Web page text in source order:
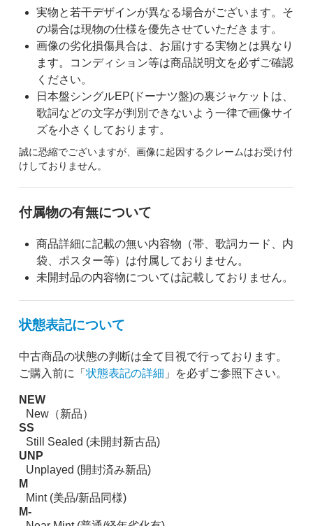
実物と若干デザインが異なる場合がございます。そ
の場合は現物の仕様を優先させていただきます。
画像の劣化損傷具合は、お届けする実物とは異なり
ます。コンディション等は商品説明文を必ずご確認
ください。
日本盤シングルEP(ドーナツ盤)の裏ジャケットは、
歌詞などの文字が判別できないよう一律で画像サイ
ズを小さくしております。
誠に恐縮でございますが、画像に起因するクレームはお受け付
けしておりません。
付属物の有無について
商品詳細に記載の無い内容物（帯、歌詞カード、内
袋、ポスター等）は付属しておりません。
未開封品の内容物については記載しておりません。
状態表記について
中古商品の状態の判断は全て目視で行っております。
ご購入前に「 状態表記の詳細 」を必ずご参照下さい。
NEW
New（新品）
SS
Still Sealed (未開封新古品)
UNP
Unplayed (開封済み新品)
M
Mint (美品/新品同様)
M-